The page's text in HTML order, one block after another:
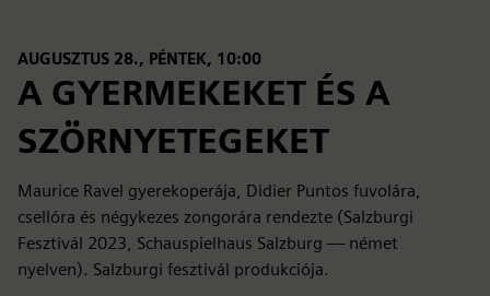
AUGUSZTUS 28., PÉNTEK, 10:00
A GYERMEKEKET ÉS A
SZÖRNYETEGEKET
Maurice Ravel gyerekoperája, Didier Puntos fuvolára,
csellóra és négykezes zongorára rendezte (Salzburgi
Fesztivál 2023, Schauspielhaus Salzburg — német
nyelven). Salzburgi fesztivál produkciója.